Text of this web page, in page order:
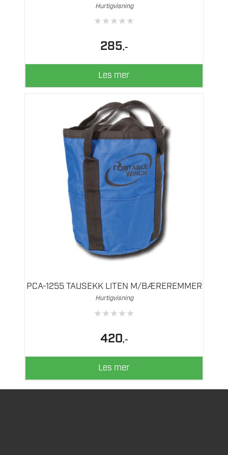
Hurtigvisning
★★★★★
285,-
Les mer
PCA-1255 TAUSEKK LITEN M/BÆREREMMER
Hurtigvisning
★★★★★
420,-
Les mer